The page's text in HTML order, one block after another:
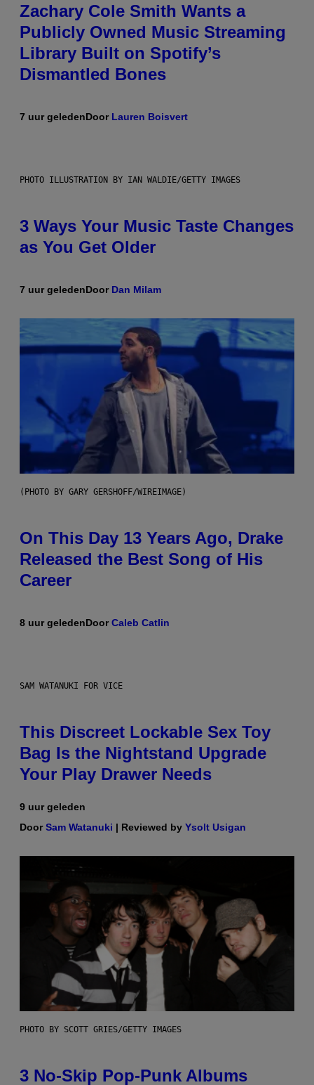
Zachary Cole Smith Wants a
Publicly Owned Music Streaming
Library Built on Spotify’s
Dismantled Bones
7 uur geledenDoor Lauren Boisvert
PHOTO ILLUSTRATION BY IAN WALDIE/GETTY IMAGES
3 Ways Your Music Taste Changes
as You Get Older
7 uur geledenDoor Dan Milam
(PHOTO BY GARY GERSHOFF/WIREIMAGE)
On This Day 13 Years Ago, Drake
Released the Best Song of His
Career
8 uur geledenDoorCaleb Catlin
SAM WATANUKI FOR VICE
This Discreet Lockable Sex Toy
Bag Is the Nightstand Upgrade
Your Play Drawer Needs
9 uur geleden
DoorSam Watanuki | Reviewed by Ysolt Usigan
PHOTO BY SCOTT GRIES/GETTY IMAGES
3 No-Skip Pop-Punk Albums